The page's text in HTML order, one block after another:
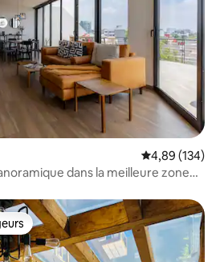
Note
4,89 (134)
dans la meilleure zone